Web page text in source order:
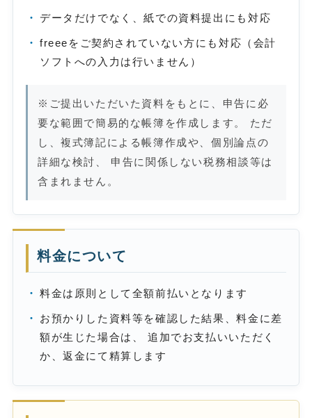
データだけでなく、紙での資料提出にも対応
freeeをご契約されていない方にも対応（会計
ソフトへの入力は行いません）
※ご提出いただいた資料をもとに、申告に必
要な範囲で簡易的な帳簿を作成します。 ただ
し、複式簿記による帳簿作成や、個別論点の
詳細な検討、 申告に関係しない税務相談等は
含まれません。
料金について
料金は原則として全額前払いとなります
お預かりした資料等を確認した結果、料金に差
額が生じた場合は、 追加でお支払いいただく
か、返金にて精算します